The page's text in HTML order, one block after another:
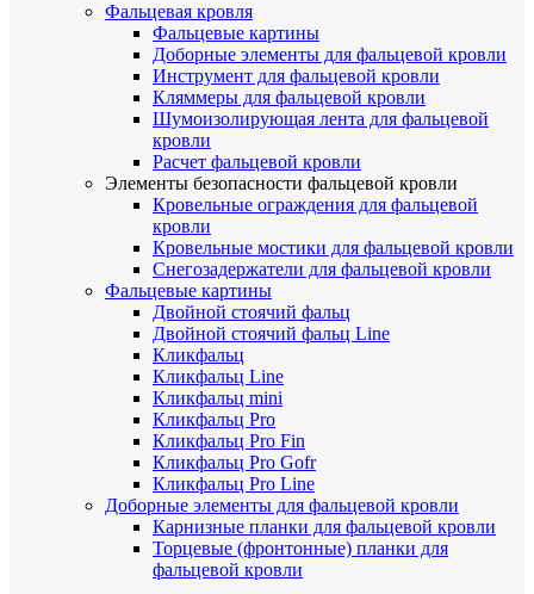
Фальцевая кровля
Фальцевые картины
Доборные элементы для фальцевой кровли
Инструмент для фальцевой кровли
Кляммеры для фальцевой кровли
Шумоизолирующая лента для фальцевой
кровли
Расчет фальцевой кровли
Элементы безопасности фальцевой кровли
Кровельные ограждения для фальцевой
кровли
Кровельные мостики для фальцевой кровли
Снегозадержатели для фальцевой кровли
Фальцевые картины
Двойной стоячий фальц
Двойной стоячий фальц Line
Кликфальц
Кликфальц Line
Кликфальц mini
Кликфальц Pro
Кликфальц Pro Fin
Кликфальц Pro Gofr
Кликфальц Pro Line
Доборные элементы для фальцевой кровли
Карнизные планки для фальцевой кровли
Торцевые (фронтонные) планки для
фальцевой кровли